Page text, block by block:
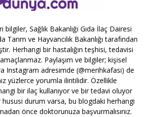
Sağlık Bakanlığı Gıda İlaç Dairesi
Tarım ve Hayvancılık Bakanlığı tarafından
Herhangi bir hastalığın teşhisi, tedavisi
Paylaşım ve bilgiler; kişisel
Instagram adresimde (@merihkafasi) de
yüzlerce yorumla ilintilidir. Özellikle
bir ilaç kullanıyor ve bir tedavi oluyor
hususi durum varsa, bu blogdaki herhangi
önce doktorunuza başvurmalısınız.